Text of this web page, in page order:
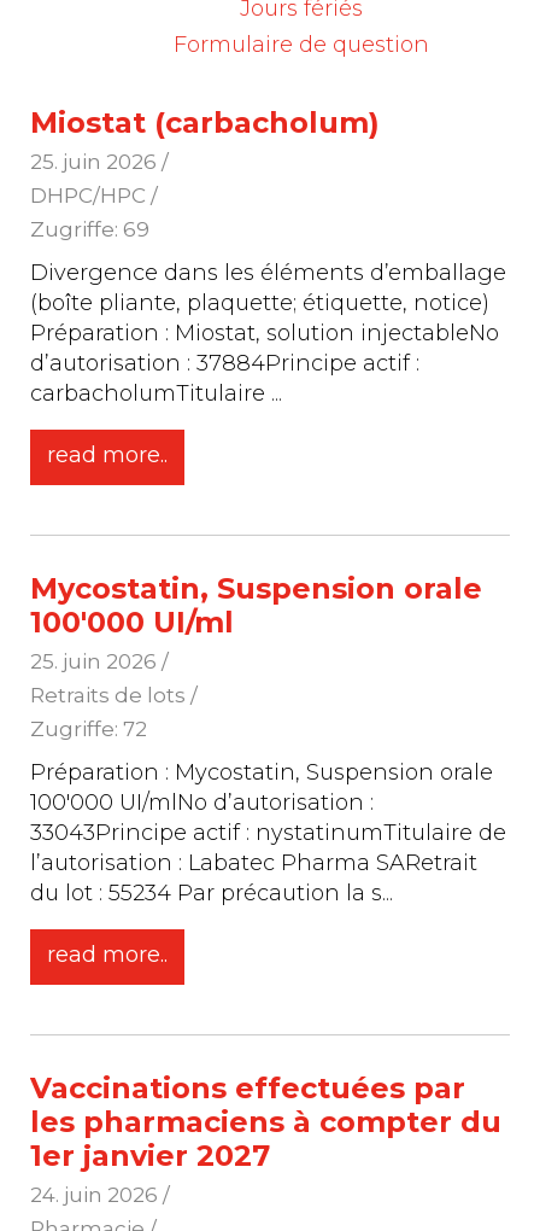
Jours fériés
Formulaire de question
Miostat (carbacholum)
25. juin 2026 /
DHPC/HPC /
Zugriffe: 69
Divergence dans les éléments d’emballage
(boîte pliante, plaquette; étiquette, notice)
Préparation : Miostat, solution injectableNo
d’autorisation : 37884Principe actif :
carbacholumTitulaire ...
read more..
Mycostatin, Suspension orale
100'000 UI/ml
25. juin 2026 /
Retraits de lots /
Zugriffe: 72
Préparation : Mycostatin, Suspension orale
100'000 UI/mlNo d’autorisation :
33043Principe actif : nystatinumTitulaire de
l’autorisation : Labatec Pharma SARetrait
du lot : 55234 Par précaution la s...
read more..
Vaccinations effectuées par
les pharmaciens à compter du
1er janvier 2027
24. juin 2026 /